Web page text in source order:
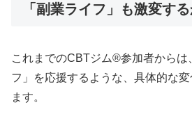
「副業ライフ」も激変す
これまでのCBTジム®参加者からは
フ」を応援するような、具体的な
ます。